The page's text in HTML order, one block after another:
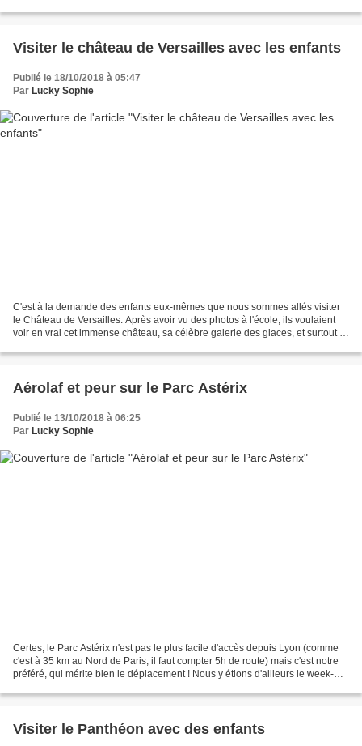
Visiter le château de Versailles avec les enfants
Publié le 18/10/2018 à 05:47
Par Lucky Sophie
C'est à la demande des enfants eux-mêmes que nous sommes allés visiter
le Château de Versailles. Après avoir vu des photos à l'école, ils voulaient
voir en vrai cet immense château, sa célèbre galerie des glaces, et surtout la
Aérolaf et peur sur le Parc Astérix
Publié le 13/10/2018 à 06:25
Par Lucky Sophie
Certes, le Parc Astérix n'est pas le plus facile d'accès depuis Lyon (comme
c'est à 35 km au Nord de Paris, il faut compter 5h de route) mais c'est notre
préféré, qui mérite bien le déplacement ! Nous y étions d'ailleurs le week-
Visiter le Panthéon avec des enfants